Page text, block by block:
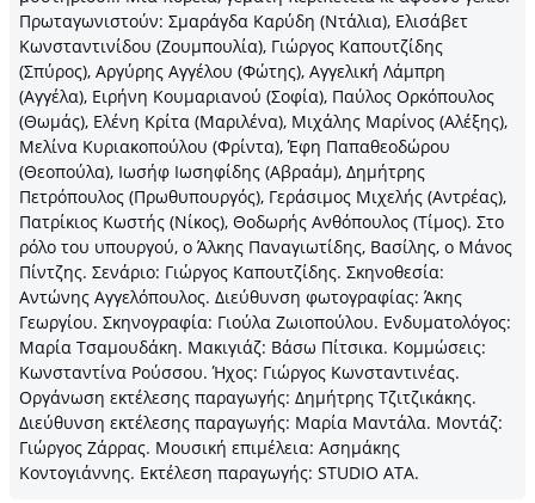
Πρωταγωνιστούν: Σμαράγδα Καρύδη (Ντάλια), Ελισάβετ
Κωνσταντινίδου (Ζουμπουλία), Γιώργος Καπουτζίδης
(Σπύρος), Αργύρης Αγγέλου (Φώτης), Αγγελική Λάμπρη
(Αγγέλα), Ειρήνη Κουμαριανού (Σοφία), Παύλος Ορκόπουλος
(Θωμάς), Ελένη Κρίτα (Μαριλένα), Μιχάλης Μαρίνος (Αλέξης),
Μελίνα Κυριακοπούλου (Φρίντα), Έφη Παπαθεοδώρου
(Θεοπούλα), Ιωσήφ Ιωσηφίδης (Αβραάμ), Δημήτρης
Πετρόπουλος (Πρωθυπουργός), Γεράσιμος Μιχελής (Αντρέας),
Πατρίκιος Κωστής (Νίκος), Θοδωρής Ανθόπουλος (Τίμος). Στο
ρόλο του υπουργού, ο Άλκης Παναγιωτίδης, Βασίλης, ο Μάνος
Πίντζης. Σενάριο: Γιώργος Καπουτζίδης. Σκηνοθεσία:
Αντώνης Αγγελόπουλος. Διεύθυνση φωτογραφίας: Άκης
Γεωργίου. Σκηνογραφία: Γιούλα Ζωιοπούλου. Ενδυματολόγος:
Μαρία Τσαμουδάκη. Μακιγιάζ: Βάσω Πίτσικα. Κομμώσεις:
Κωνσταντίνα Ρούσσου. Ήχος: Γιώργος Κωνσταντινέας.
Οργάνωση εκτέλεσης παραγωγής: Δημήτρης Τζιτζικάκης.
Διεύθυνση εκτέλεσης παραγωγής: Μαρία Μαντάλα. Μοντάζ:
Γιώργος Ζάρρας. Μουσική επιμέλεια: Ασημάκης
Κοντογιάννης. Εκτέλεση παραγωγής: STUDIO ATA.